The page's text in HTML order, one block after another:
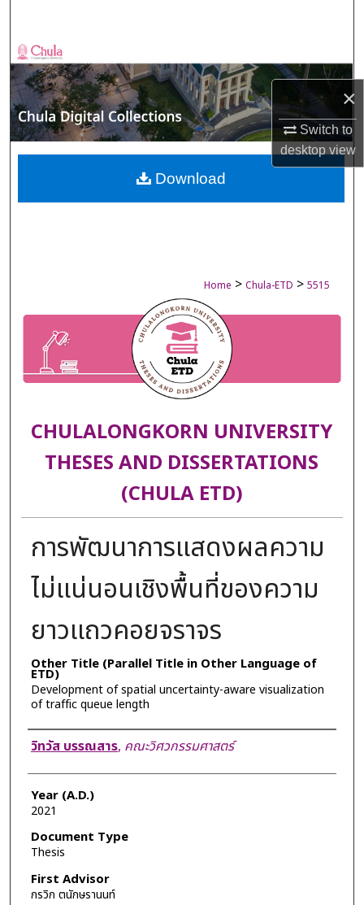
×
Switch to
desktopview
Browse Collections
My Account
About
Digital Commons Network™
Home > Chula-ETD > 5515
CHULALONGKORN UNIVERSITY
THESES AND DISSERTATIONS
(CHULA ETD)
การพัฒนาการแสดงผลความ
ไม่แน่นอนเชิงพื้นที่ของความ
ยาวแถวคอยจราจร
Other Title (Parallel Title in Other Language of
ETD)
Development of spatial uncertainty-aware visualization
of traffic queue length
Author
วิทวัส บรรณสาร, คณะวิศวกรรมศาสตร์
Year (A.D.)
2021
Document Type
Thesis
First Advisor
กรวิก ตนักษรานนท์
Download